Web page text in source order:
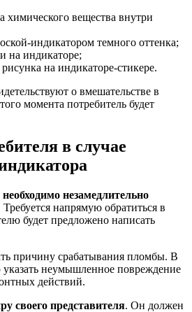
химического вещества внутри
индикатором темного оттенка;
на индикаторе;
на индикаторе-стикере.
о вмешательстве в
момента потребитель будет
в случае
незамедлительно
Требуется напрямую обратиться в
будет предложено написать
причину срабатывания пломбы. В
указать неумышленное повреждение
действий.
своего представителя. Он должен